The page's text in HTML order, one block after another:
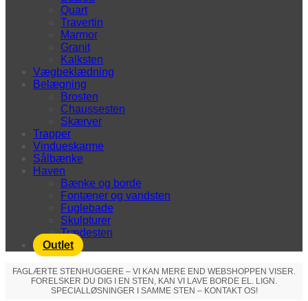
Quart
Travertin
Marmor
Granit
Kalksten
Vægbeklædning
Belægning
Brosten
Chaussesten
Skærver
Trapper
Vindueskarme
Sålbænke
Haven
Bænke og borde
Fontæner og vandsten
Fuglebade
Skulpturer
Trædesten
Outlet
FAGLÆRTE STENHUGGERE – VI KAN MERE END WEBSHOPPEN VISER.
FORELSKER DU DIG I EN STEN, KAN VI LAVE BORDE EL. LIGN.
SPECIALLØSNINGER I SAMME STEN – KONTAKT OS!